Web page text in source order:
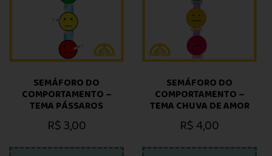
SEMÁFORO DO
COMPORTAMENTO –
TEMA PÁSSAROS
R$3,00
SEMÁFORO DO
COMPORTAMENTO –
TEMA CHUVA DE AMOR
R$4,00